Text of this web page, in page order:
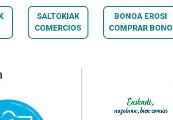
SALTOKIAK
COMERCIOS
BONOA EROSI
COMPRAR BONO